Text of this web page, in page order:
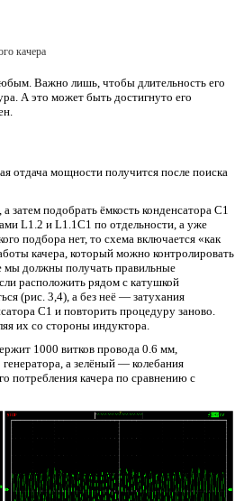
качера
Важно лишь, чтобы длительность его
А это может быть достигнуто его
отдача мощности получится после поиска
подобрать ёмкость конденсатора C1
L1.2 и L1.1C1 по отдельности, а уже
подбора нет, то схема включается «как
качера, который можно контролировать
мы должны получать правильные
расположить рядом с катушкой
(рис. 3,4), а без неё — затухания
C1 и повторить процедуру заново.
их со стороны индуктора.
1000 витков провода 0.6 мм,
а зелёный — колебания
потребления качера по сравнению с